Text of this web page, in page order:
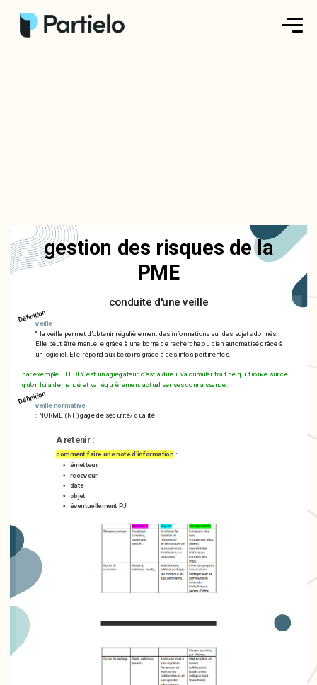
S'inscrire
gestion des risques de la
PME
conduite d'une veille
Définition
veille
“ la veille permet d’obtenir régulièrement des informations sur des sujets donnés.
Elle peut être manuelle grâce à une borne de recherche ou bien automatisé grâce à
un logiciel. Elle répond aux besoins grâce à des infos pertinentes.
par exemple FEEDLY est un agrégateur, c’est à dire il va cumuler tout ce qui trouve sur ce
qu’on lui a demandé et va régulièrement actualiser ses connaissance.
Définitionveille normative
: NORME (NF) gage de sécurité/ qualité
A retenir :
comment faire une note d'information :
émetteur
receveur
date
objet
éventuellement PJ